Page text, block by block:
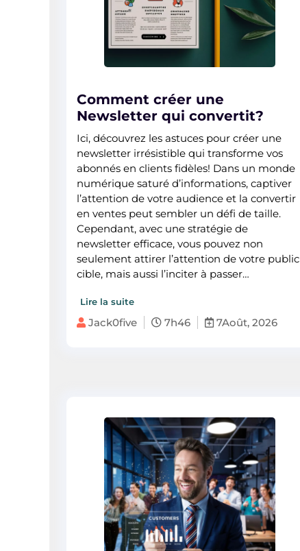
Comment créer une
Newsletter qui convertit?
Ici, découvrez les astuces pour créer une
newsletter irrésistible qui transforme vos
abonnés en clients fidèles! Dans un monde
numérique saturé d’informations, captiver
l’attention de votre audience et la convertir
en ventes peut sembler un défi de taille.
Cependant, avec une stratégie de
newsletter efficace, vous pouvez non
seulement attirer l’attention de votre public
cible, mais aussi l’inciter à passer…
Lire la suite
Jack0five 7h46 7Août, 2026